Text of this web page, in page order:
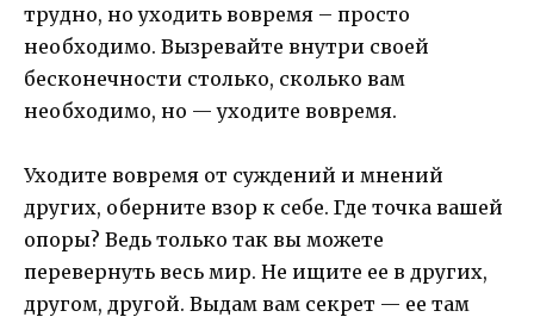
трудно, но уходить вовремя – просто
необходимо. Вызревайте внутри своей
бесконечности столько, сколько вам
необходимо, но — уходите вовремя.
Уходите вовремя от суждений и мнений
других, оберните взор к себе. Где точка вашей
опоры? Ведь только так вы можете
перевернуть весь мир. Не ищите ее в других,
другом, другой. Выдам вам секрет — ее там